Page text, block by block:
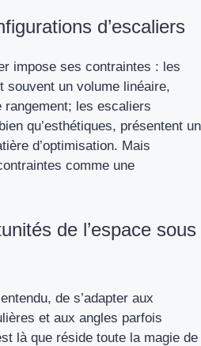
d’escaliers
impose ses contraintes : les
souvent un volume linéaire,
rangement; les escaliers
qu’esthétiques, présentent un
d’optimisation. Mais
comme une
de l’espace sous
de s’adapter aux
et aux angles parfois
là que réside toute la magie de